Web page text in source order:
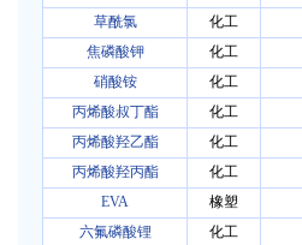
草酰氯
化工
焦磷酸钾
化工
硝酸铵
化工
丙烯酸叔丁酯
化工
丙烯酸羟乙酯
化工
丙烯酸羟丙酯
化工
EVA
橡塑
六氟磷酸锂
化工